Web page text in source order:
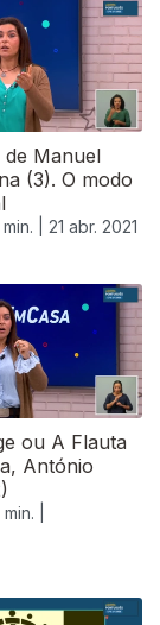
de Manuel
(3). O modo
| 21 abr. 2021
ou A Flauta
António
|